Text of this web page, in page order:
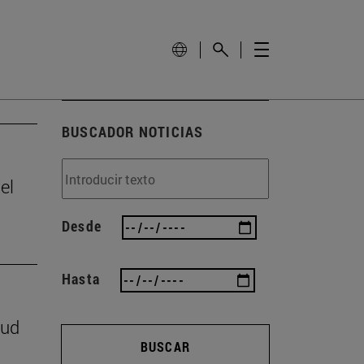
BUSCADOR NOTICIAS
Desde
Hasta
BUSCAR